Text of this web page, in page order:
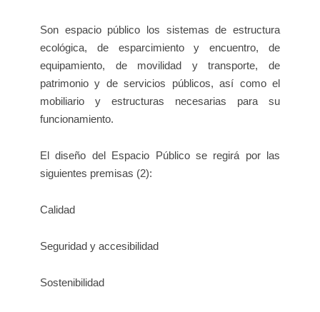
Son espacio público los sistemas de estructura
ecológica, de esparcimiento y encuentro, de
equipamiento, de movilidad y transporte, de
patrimonio y de servicios públicos, así como el
mobiliario y estructuras necesarias para su
funcionamiento.
El diseño del Espacio Público se regirá por las
siguientes premisas (2):
Calidad
Seguridad y accesibilidad
Sostenibilidad